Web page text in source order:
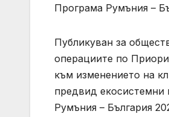
Публикуван за
операциите по
към изменението на
предвид екосистемни
Румъния – България